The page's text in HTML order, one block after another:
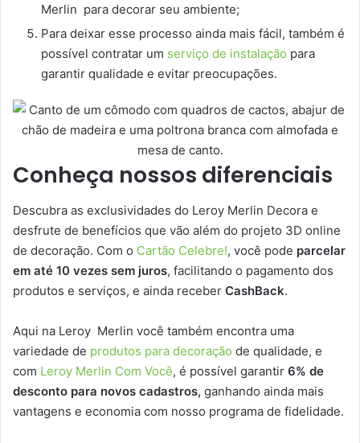
Merlin para decorar seu ambiente;
Para deixar esse processo ainda mais fácil, também é
possível contratar um serviço de instalação para
garantir qualidade e evitar preocupações.
Conheça nossos diferenciais
Descubra as exclusividades do Leroy Merlin Decora e
desfrute de benefícios que vão além do projeto 3D online
de decoração. Com o Cartão Celebre!, você pode parcelar
em até 10 vezes sem juros, facilitando o pagamento dos
produtos e serviços, e ainda receber CashBack.
Aqui na Leroy Merlin você também encontra uma
variedade de produtos para decoração de qualidade, e
com Leroy Merlin Com Você, é possível garantir 6% de
desconto para novos cadastros, ganhando ainda mais
vantagens e economia com nosso programa de fidelidade.